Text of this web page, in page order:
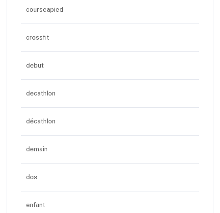
courseapied
crossfit
debut
decathlon
décathlon
demain
dos
enfant